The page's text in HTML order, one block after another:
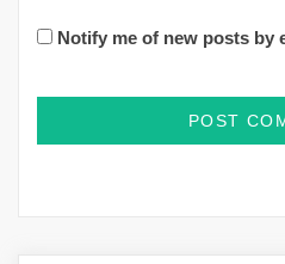
Notify me of new posts by